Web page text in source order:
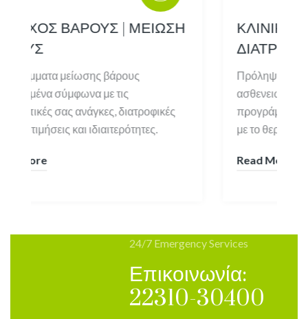
| ΜΕΙΩΣΗ
βάρους
με τις
ανάγκες, διατροφικές
ιδιαιτερότητες.
ΚΛΙΝΙΚΗ
ΔΙΑΤΡΟΦΗ ΓΙΑ
Πρόληψη και θεραπεία
ασθενειών βάσει ενός
προγράμματος διατροφής
με το θεράποντα ιατρό σας.
24/7 Emergency Services
Επικοινωνία:
22310-30400